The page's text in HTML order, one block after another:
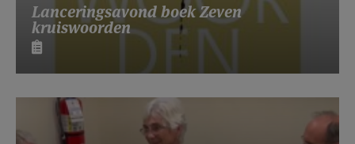
Lanceringsavond boek Zeven
kruiswoorden